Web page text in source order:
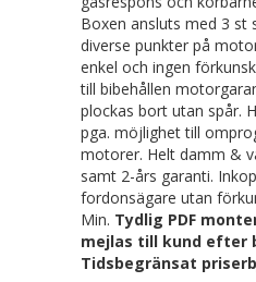
Boxen ansluts med 3 st
diverse punkter på
enkel och ingen
till bibehållen
plockas bort utan spår.
pga. möjlighet till
motorer. Helt damm &
samt 2-års garanti.
fordonsägare utan
Min. Tydlig PDF
mejlas till kund efter
Tidsbegränsat